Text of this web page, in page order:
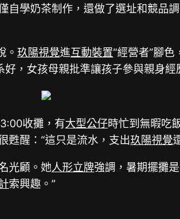
自學奶茶制作，還做了選址和競品
。玖陽視覺進互動裝置“經營者”腳色
，女孩母親批準讓孩子參與親身經
收攤，有大型公仔時忙到無暇吃
甦醒：“這只是流水，支出玖陽視覺
光顧。她人形立牌強調，暑期擺攤
索興趣。”